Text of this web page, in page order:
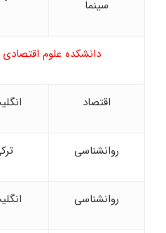
سینما
دانشکده علوم
اقتصاد
روانشناسی
روانشناسی